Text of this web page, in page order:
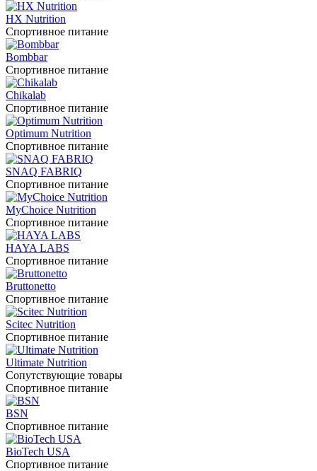
HX Nutrition
Спортивное питание
Bombbar
Спортивное питание
Chikalab
Спортивное питание
Optimum Nutrition
Спортивное питание
SNAQ FABRIQ
Спортивное питание
MyChoice Nutrition
Спортивное питание
HAYA LABS
Спортивное питание
Bruttonetto
Спортивное питание
Scitec Nutrition
Спортивное питание
Ultimate Nutrition
Сопутствующие товары
Спортивное питание
BSN
Спортивное питание
BioTech USA
Спортивное питание